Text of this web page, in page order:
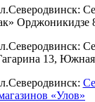
Орджоникидзе
13,
«Улов»